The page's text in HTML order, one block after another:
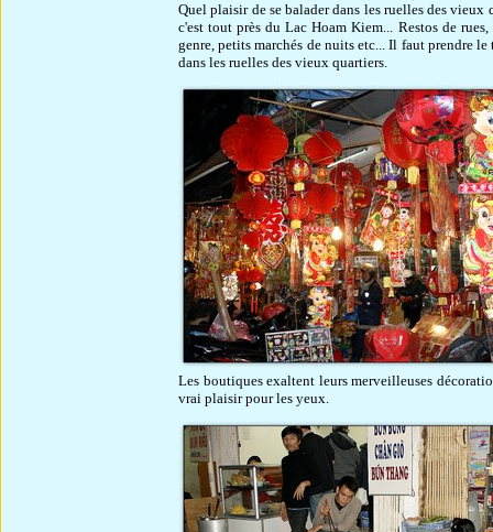
Quel plaisir de se balader dans les ruelles des vieux
c'est tout près du Lac Hoam Kiem... Restos de
genre, petits marchés de nuits etc... Il faut prendre le
dans les ruelles des vieux quartiers.
Les boutiques exaltent leurs merveilleuses
vrai plaisir pour les yeux.